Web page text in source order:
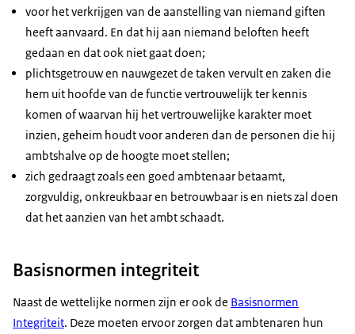
voor het verkrijgen van de aanstelling van niemand giften
heeft aanvaard. En dat hij aan niemand beloften heeft
gedaan en dat ook niet gaat doen;
plichtsgetrouw en nauwgezet de taken vervult en zaken die
hem uit hoofde van de functie vertrouwelijk ter kennis
komen of waarvan hij het vertrouwelijke karakter moet
inzien, geheim houdt voor anderen dan de personen die hij
ambtshalve op de hoogte moet stellen;
zich gedraagt zoals een goed ambtenaar betaamt,
zorgvuldig, onkreukbaar en betrouwbaar is en niets zal doen
dat het aanzien van het ambt schaadt.
Basisnormen integriteit
Naast de wettelijke normen zijn er ook de Basisnormen
Integriteit. Deze moeten ervoor zorgen dat ambtenaren hun